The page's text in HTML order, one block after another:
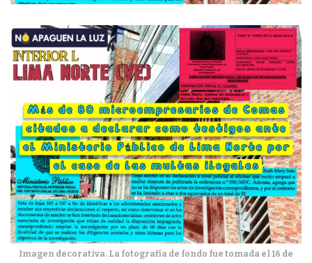
Imagen decorativa. La fotografía de fondo fue tomada el 16 de